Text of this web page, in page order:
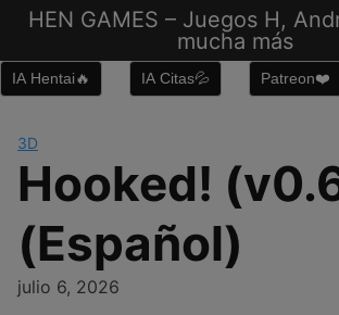
Saltar
contenido
HEN GAMES – Juegos H,
mucha más
IA Hentai🔥 IA Citas💦 Patreon❤️
3D
Hooked!
(Español)
julio 6, 2026